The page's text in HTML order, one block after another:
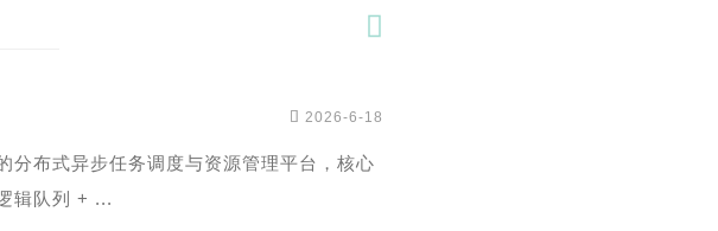

 2026-6-18
分布式异步任务调度与资源管理平台，核心
辑队列 + ...